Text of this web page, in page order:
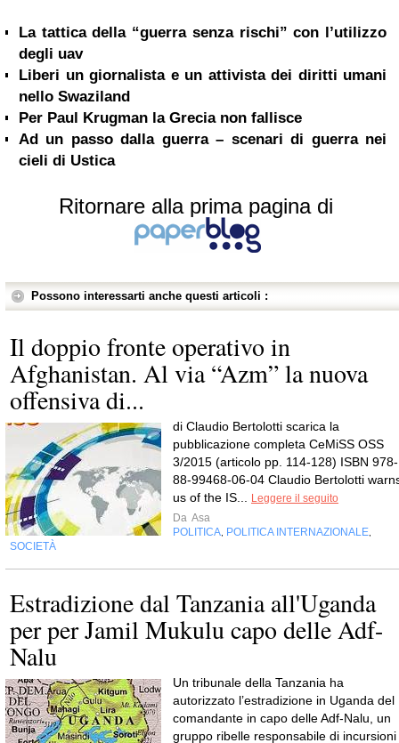
La tattica della “guerra senza rischi” con l’utilizzo
degli uav
Liberi un giornalista e un attivista dei diritti umani
nello Swaziland
Per Paul Krugman la Grecia non fallisce
Ad un passo dalla guerra – scenari di guerra nei
cieli di Ustica
Ritornare alla prima pagina di
Possono interessarti anche questi articoli :
Il doppio fronte operativo in
Afghanistan. Al via “Azm” la nuova
offensiva di...
di Claudio Bertolotti scarica la
pubblicazione completa CeMiSS OSS
3/2015 (articolo pp. 114-128) ISBN 978-
88-99468-06-04 Claudio Bertolotti
us of the IS... Leggere il seguito
Da Asa
POLITICA, POLITICA INTERNAZIONALE,
SOCIETÀ
Estradizione dal Tanzania all'Uganda
per per Jamil Mukulu capo delle Adf-
Nalu
Un tribunale della Tanzania ha
autorizzato l’estradizione in Uganda del
comandante in capo delle Adf-Nalu, un
gruppo ribelle responsabile di incursioni